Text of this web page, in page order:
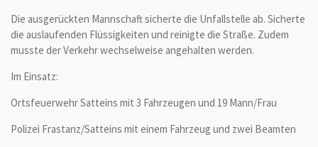
Die ausgerückten Mannschaft sicherte die Unfallstelle ab. Sicherte
die auslaufenden Flüssigkeiten und reinigte die Straße. Zudem
musste der Verkehr wechselweise angehalten werden.
Im Einsatz:
Ortsfeuerwehr Satteins mit 3 Fahrzeugen und 19 Mann/Frau
Polizei Frastanz/Satteins mit einem Fahrzeug und zwei Beamten